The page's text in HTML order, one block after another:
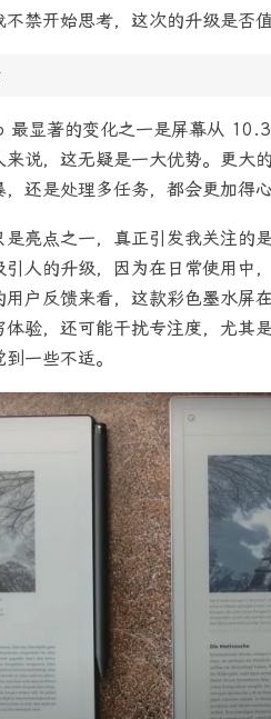
禁开始思考，这次的升级是否值
显著的变化之一是屏幕从
说，这无疑是一大优势。更大
还是处理多任务，都会更加得心
是亮点之一，真正引发我关注
人的升级，因为在日常使用中
户反馈来看，这款彩色墨水屏
验，还可能干扰专注度，尤其
一些不适。